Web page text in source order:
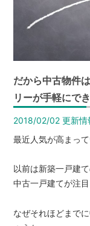
こ
は
【イ
エ
ス
ー
シ
ョ
高
だから中古物件
リーが手軽にで
2018/02/02 更新情
最近人気が高まっ
以前は新築一戸建
中古一戸建てが注目
なぜそれほどまで